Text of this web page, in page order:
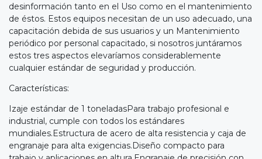
desinformación tanto en el Uso como en el mantenimiento
de éstos. Estos equipos necesitan de un uso adecuado, una
capacitación debida de sus usuarios y un Mantenimiento
periódico por personal capacitado, si nosotros juntáramos
estos tres aspectos elevaríamos considerablemente
cualquier estándar de seguridad y producción.
Características:
Izaje estándar de 1 toneladasPara trabajo profesional e
industrial, cumple con todos los estándares
mundiales.Estructura de acero de alta resistencia y caja de
engranaje para alta exigencias.Diseño compacto para